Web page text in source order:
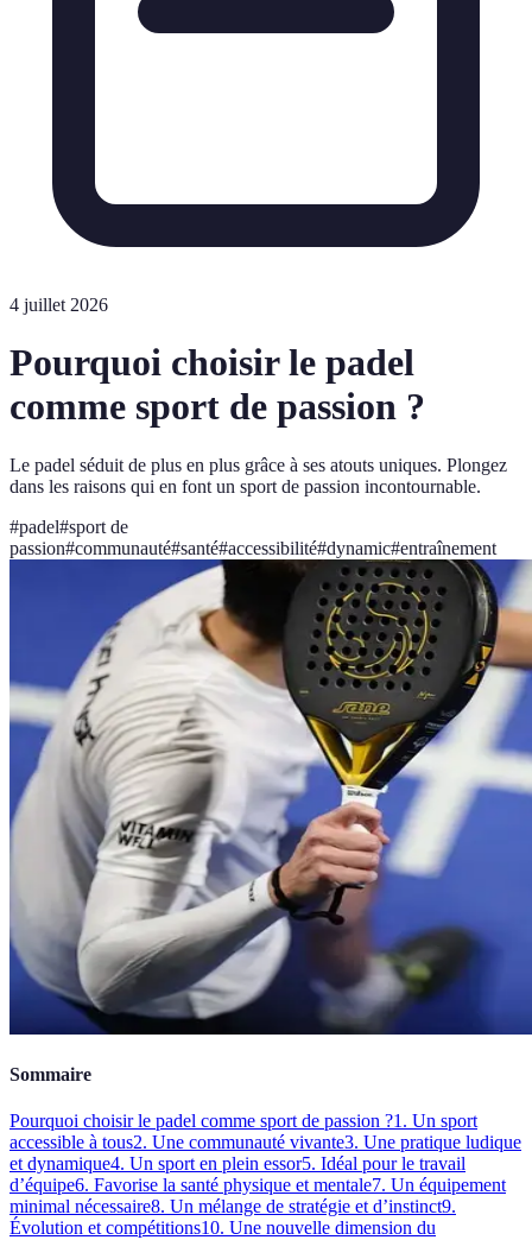
4 juillet 2026
Pourquoi choisir le padel
comme sport de passion ?
Le padel séduit de plus en plus grâce à ses atouts uniques. Plongez
dans les raisons qui en font un sport de passion incontournable.
#padel#sport de
passion#communauté#santé#accessibilité#dynamic#entraînement
Sommaire
Pourquoi choisir le padel comme sport de passion ?1. Un sport
accessible à tous2. Une communauté vivante3. Une pratique ludique
et dynamique4. Un sport en plein essor5. Idéal pour le travail
d’équipe6. Favorise la santé physique et mentale7. Un équipement
minimal nécessaire8. Un mélange de stratégie et d’instinct9.
Évolution et compétitions10. Une nouvelle dimension du